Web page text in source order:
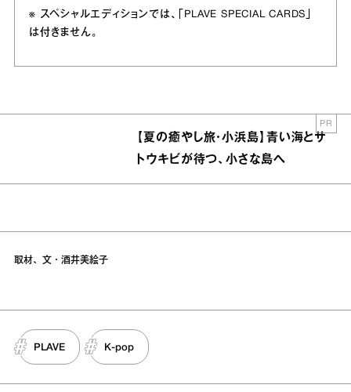
※ スペシャルエディションでは、「PLAVE SPECIAL CARDS」
は付きません。
【夏の癒やし旅・小浜島】青い海とサ
トウキビが待つ、小さな島へ
PR
取材、文・酒井美絵子
PLAVE K-pop